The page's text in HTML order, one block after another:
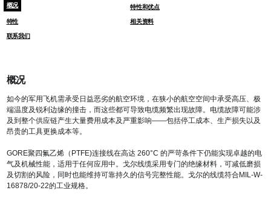
概况 特性和优点
特性 相关资料
联系我们
概况
如今的军用飞机需承受日益恶劣的航空环境，在狭小的航空空间中承受高压、极
端温度及锐利边缘的撞击，而这些都可导致电缆频繁出现故障。电缆故障可能涉
及到整个供应链产生大量费用成本及严重影响——包括停工成本、生产损失以及
昂贵的工具更换成本等。
GORE聚四氟乙烯（PTFE)连接线在高达 260°C 的严苛条件下仍能实现卓越的电
气及机械性能，适用于任何应用中。戈尔线缆采用专门的绝缘材料，可减低磨损
及切割的风险，同时也能维持可靠持久的信号完整性能。戈尔的线缆符合MIL-W-
16878/20-22的工业规格。